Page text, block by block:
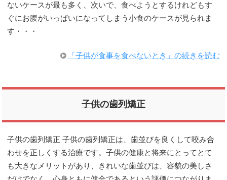
ないケースが最も多く、次いで、食べようとするけれどもす
ぐにお腹がいっぱいになってしまう小食のケースが見られま
す・・・
「子供が食事を食べないとき」の続きを読む
子供の歯列矯正
子供の歯列矯正 子供の歯列矯正は、歯並びを良くして咬み合
わせを正しくする治療です。子供の健康と将来にとってとて
も大きなメリットがあり、きれいな歯並びは、容貌の美しさ